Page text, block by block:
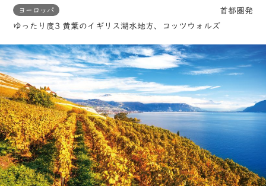
ヨーロッパ
首都圏発
ゆったり度3 黄葉のイギリス湖水地方、コッツウォルズ